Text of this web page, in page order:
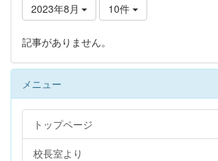
2023年8月 10件
記事がありません。
メニュー
トップページ
校長室より